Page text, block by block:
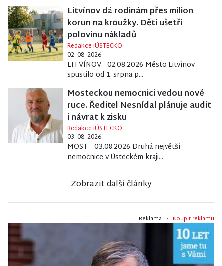
Litvínov dá rodinám přes milion
korun na kroužky. Děti ušetří
polovinu nákladů
Redakce iÚSTECKO
02. 08. 2026
LITVÍNOV - 02.08.2026 Město Litvínov
spustilo od 1. srpna p...
Mosteckou nemocnici vedou nové
ruce. Ředitel Nesnídal plánuje audit
i návrat k zisku
Redakce iÚSTECKO
03. 08. 2026
MOST - 03.08.2026 Druhá největší
nemocnice v Ústeckém kraji...
Zobrazit další články
Reklama • Koupit reklamu